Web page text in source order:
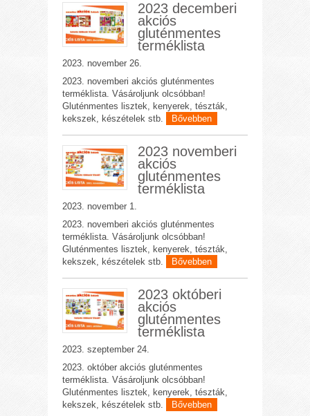
2023 decemberi
akciós
gluténmentes
terméklista
2023. november 26.
2023. novemberi akciós gluténmentes
terméklista. Vásároljunk olcsóbban!
Gluténmentes lisztek, kenyerek, tészták,
kekszek, készételek stb.
Bővebben
2023 novemberi
akciós
gluténmentes
terméklista
2023. november 1.
2023. novemberi akciós gluténmentes
terméklista. Vásároljunk olcsóbban!
Gluténmentes lisztek, kenyerek, tészták,
kekszek, készételek stb.
Bővebben
2023 októberi
akciós
gluténmentes
terméklista
2023. szeptember 24.
2023. október akciós gluténmentes
terméklista. Vásároljunk olcsóbban!
Gluténmentes lisztek, kenyerek, tészták,
kekszek, készételek stb.
Bővebben